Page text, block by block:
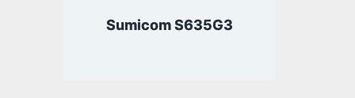
Sumicom S635G3